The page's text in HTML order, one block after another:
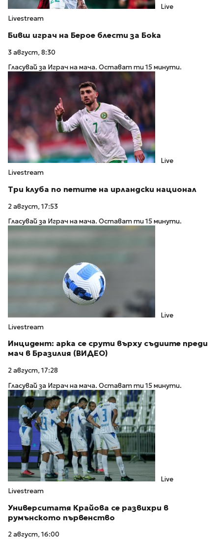
Live
Livestream
Бивш играч на Берое блести за Бока
3 август, 8:30
Гласувай за Играч на мача. Остават ти 15 минути.
Live
Livestream
Три клуба по петите на ирландски национал
2 август, 17:53
Гласувай за Играч на мача. Остават ти 15 минути.
Live
Livestream
Инцидент: арка се срути върху съдиите преди
мач в Бразилия (ВИДЕО)
2 август, 17:28
Гласувай за Играч на мача. Остават ти 15 минути.
Live
Livestream
Университатя Крайова се развихри в
румънското първенство
2 август, 16:00